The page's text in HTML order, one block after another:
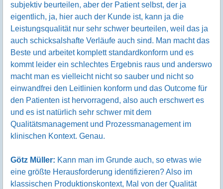
subjektiv beurteilen, aber der Patient selbst, der ja
eigentlich, ja, hier auch der Kunde ist, kann ja die
Leistungsqualität nur sehr schwer beurteilen, weil das ja
auch schicksalshafte Verläufe auch sind. Man macht das
Beste und arbeitet komplett standardkonform und es
kommt leider ein schlechtes Ergebnis raus und anderswo
macht man es vielleicht nicht so sauber und nicht so
einwandfrei den Leitlinien konform und das Outcome für
den Patienten ist hervorragend, also auch erschwert es
und es ist natürlich sehr schwer mit dem
Qualitätsmanagement und Prozessmanagement im
klinischen Kontext. Genau.
Götz Müller: Kann man im Grunde auch, so etwas wie
eine größte Herausforderung identifizieren? Also im
klassischen Produktionskontext, Mal von der Qualität